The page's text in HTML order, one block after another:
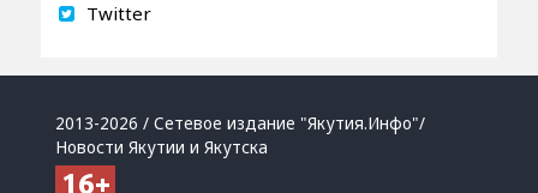
Twitter
2013-2026 / Сетевое издание "Якутия.Инфо"/
Новости Якутии и Якутска